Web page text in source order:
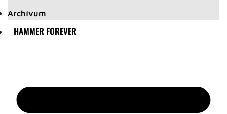
Archívum
HAMMER FOREVER